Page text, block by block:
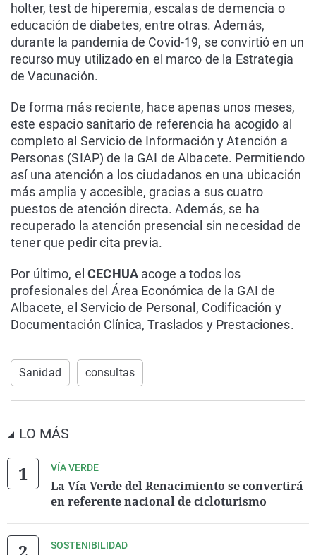
holter, test de hiperemia, escalas de demencia o
educación de diabetes, entre otras. Además,
durante la pandemia de Covid-19, se convirtió en un
recurso muy utilizado en el marco de la Estrategia
de Vacunación.
De forma más reciente, hace apenas unos meses,
este espacio sanitario de referencia ha acogido al
completo al Servicio de Información y Atención a
Personas (SIAP) de la GAI de Albacete. Permitiendo
así una atención a los ciudadanos en una ubicación
más amplia y accesible, gracias a sus cuatro
puestos de atención directa. Además, se ha
recuperado la atención presencial sin necesidad de
tener que pedir cita previa.
Por último, el CECHUAacoge a todos los
profesionales del Área Económica de la GAI de
Albacete, el Servicio de Personal, Codificación y
Documentación Clínica, Traslados y Prestaciones.
Sanidad consultas
LO MÁS
VÍA VERDE
La Vía Verde del Renacimiento se convertirá
en referente nacional de cicloturismo
SOSTENIBILIDAD